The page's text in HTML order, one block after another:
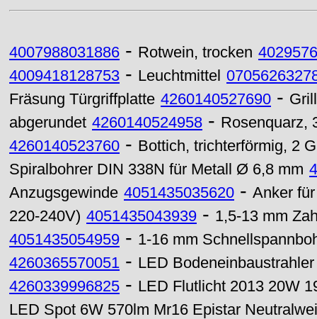
4007988031886 - Rotwein, trocken
4009418128753 - Leuchtmittel
Fräsung Türgriffplatte 4260140527690 -
abgerundet 4260140524958 - Rosenquarz,
4260140523760 - Bottich, trichterförmig, 2
Spiralbohrer DIN 338N für Metall Ø 6,8 mm
Anzugsgewinde 4051435035620 - Anker
220-240V) 4051435043939 - 1,5-13 mm
4051435054959 - 1-16 mm
4260365570051 - LED
4260339996825 - LED Flutlicht 2013 20W
LED Spot 6W 570lm Mr16 Epistar